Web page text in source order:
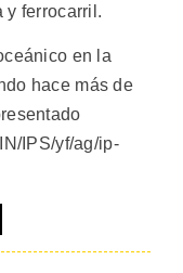
y ferrocarril.
en la
hace más de
IPS/yf/ag/ip-